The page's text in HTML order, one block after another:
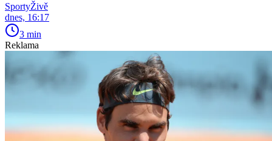
SportyŽivě
dnes, 16:17
3 min
Reklama